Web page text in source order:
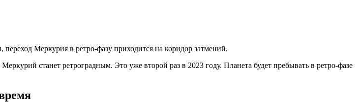
переход Меркурия в ретро-фазу приходится на коридор затмений.
станет ретроградным. Это уже второй раз в 2023 году. Планета будет пребывать в ретро-фазе